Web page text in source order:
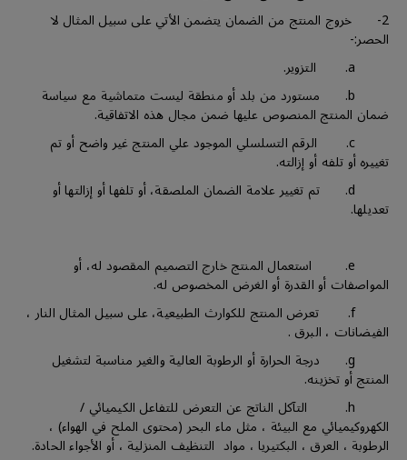
2- خروج المنتج من الضمان يتضمن الأتي على سبيل المثال لا
الحصر:-
b. مستورد من بلد أو منطقة ليست متماشية مع سياسة
ضمان المنتج المنصوص عليها ضمن مجال هذه الاتفاقية.
c. الرقم التسلسلي الموجود علي المنتج غير واضح أو تم
تغييره أو تلفه أو إزالته.
d. تم تغيير علامة الضمان الملصقة، أو تلفها أو إزالتها أو
تعديلها.
e. استعمال المنتج خارج التصميم المقصود له، أو
المواصفات أو القدرة أو الغرض المخصوص له.
f. تعرض المنتج للكوارث الطبيعية، على سبيل المثال النار ،
الفيضانات ، البرق .
g. درجة الحرارة أو الرطوبة العالية والغير مناسبة لتشغيل
المنتج أو تخزينه.
h. التآكل الناتج عن التعرض للتفاعل الكيميائي /
الكهروكيميائي مع البيئة ، مثل ماء البحر (محتوى الملح في الهواء) ،
الرطوبة ، العرق ، البكتيريا ، مواد التنظيف المنزلية ، أو الأجواء الحادة.